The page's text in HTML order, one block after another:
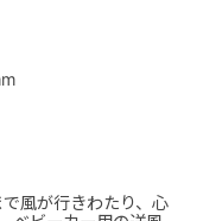
風が行きわたり、心